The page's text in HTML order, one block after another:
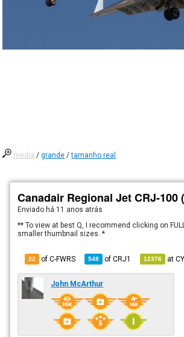
média /grande /tamanho real
Canadair Regional Jet CRJ-100
Enviado há 11 anos atrás
** To view at best Q, I recommend clicking on
smaller thumbnail sizes. *
22 of C-FWRS 548 ofCRJ1 12376 at
John McArthur